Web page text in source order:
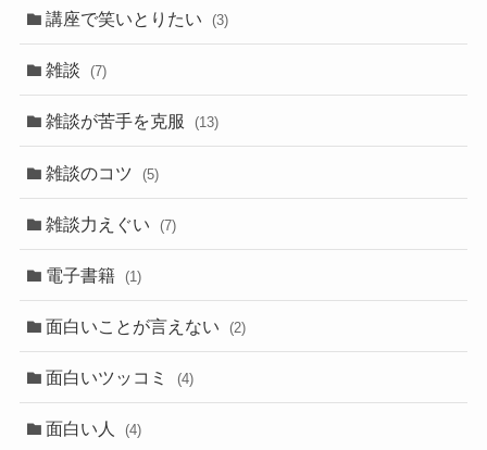
講座で笑いとりたい (3)
雑談 (7)
雑談が苦手を克服 (13)
雑談のコツ (5)
雑談力えぐい (7)
電子書籍 (1)
面白いことが言えない (2)
面白いツッコミ (4)
面白い人 (4)